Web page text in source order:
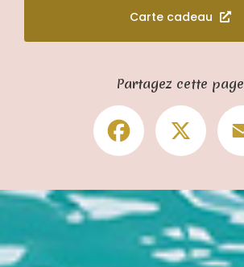
Carte cadeau
Partagez cette page
Facebook